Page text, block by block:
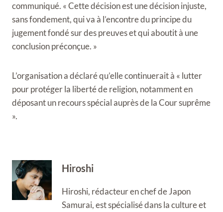
communiqué. « Cette décision est une décision injuste,
sans fondement, qui va à l’encontre du principe du
jugement fondé sur des preuves et qui aboutit à une
conclusion préconçue. »
L’organisation a déclaré qu’elle continuerait à « lutter
pour protéger la liberté de religion, notamment en
déposant un recours spécial auprès de la Cour suprême
».
Hiroshi
Hiroshi, rédacteur en chef de Japon
Samurai, est spécialisé dans la culture et